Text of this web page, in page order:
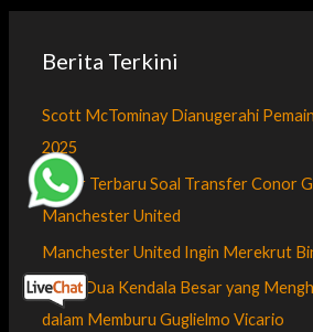
Berita Terkini
Scott McTominay Dianugerahi
2025
Kabar Terbaru Soal Transfer Conor
Manchester United
Manchester United Ingin Merekrut
Inilah Dua Kendala Besar yang
dalam Memburu Guglielmo Vicario